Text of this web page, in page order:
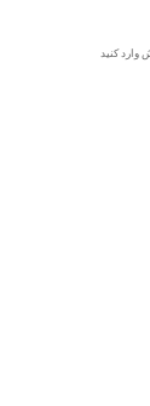
وارد كنيد